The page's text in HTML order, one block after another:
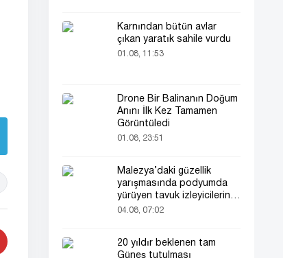
Karnından bütün avlar
çıkan yaratık sahile vurdu
01.08, 11:53
Drone Bir Balinanın Doğum
Anını İlk Kez Tamamen
Görüntüledi
01.08, 23:51
Malezya’daki güzellik
yarışmasında podyumda
yürüyen tavuk izleyicilerin
ilgisini çekti
04.08, 07:02
20 yıldır beklenen tam
Güneş tutulması